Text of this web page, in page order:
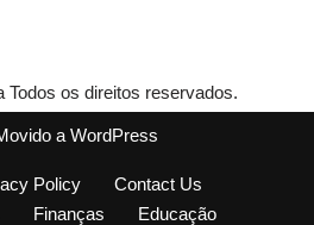
os direitos reservados.
a WordPress
Policy
Contact Us
Finanças Educação